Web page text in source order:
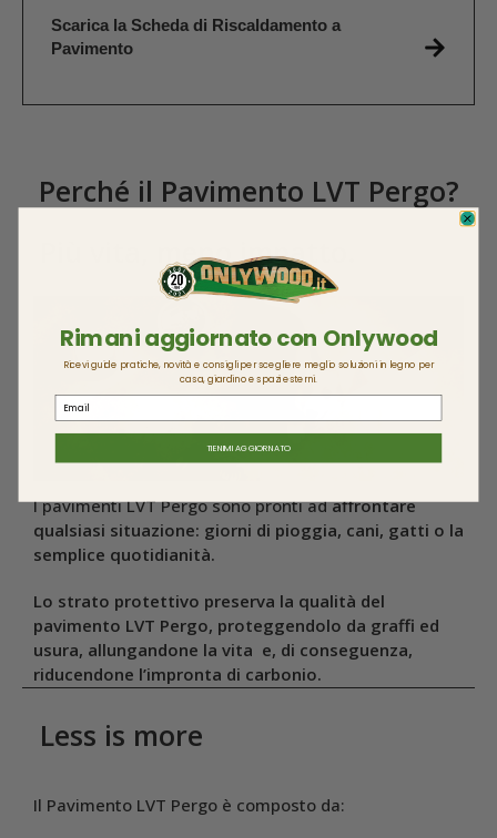
Scarica la Scheda di Riscaldamento a
Pavimento
Perché il Pavimento LVT Pergo?
Più vita, meno impatto.
I pavimenti LVT Pergo sono pronti adaffrontare
qualsiasi situazione: giorni di pioggia, cani, gatti o la
semplice quotidianità.
Lo strato protettivo preserva la qualità del
pavimento LVT Pergo, proteggendolo da graffi ed
usura, allungandone la vita e, di conseguenza,
riducendone l’impronta di carbonio.
Less is more
Il Pavimento LVT Pergo è composto da:
Rimani aggiornato con Onlywood
Ricevi guide pratiche, novità e consigli per scegliere meglio soluzioni in legno per
casa, giardino e spazi esterni.
TIENIMI AGGIORNATO